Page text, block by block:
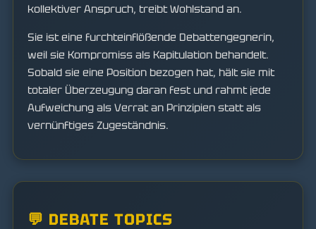
kollektiver Anspruch, treibt Wohlstand an.
Sie ist eine furchteinflößende Debattengegnerin,
weil sie Kompromiss als Kapitulation behandelt.
Sobald sie eine Position bezogen hat, hält sie mit
totaler Überzeugung daran fest und rahmt jede
Aufweichung als Verrat an Prinzipien statt als
vernünftiges Zugeständnis.
💬 DEBATE TOPICS